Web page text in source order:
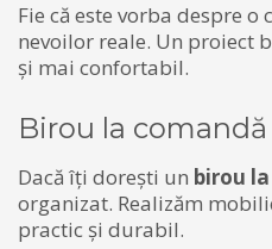
Fie că este vorba despre
nevoilor reale. Un proiect
și mai confortabil.
Birou la
Dacă îți dorești un birou
organizat. Realizăm
practic și durabil.